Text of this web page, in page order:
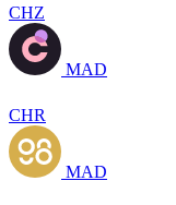
CHZ
MAD
CHR
MAD